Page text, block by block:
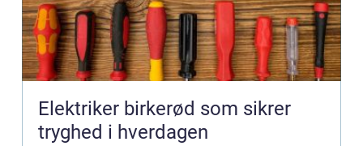
Elektriker birkerød som sikrer
tryghed i hverdagen